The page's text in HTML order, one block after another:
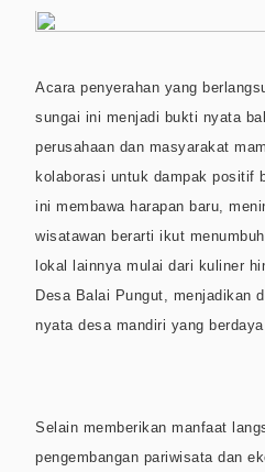
Acara penyerahan yang
sungai ini menjadi bukti nyata
perusahaan dan masyarakat
kolaborasi untuk dampak positif
ini membawa harapan baru,
wisatawan berarti ikut
lokal lainnya mulai dari kuliner
Desa Balai Pungut, menjadikan
nyata desa mandiri yang
Selain memberikan manfaat
pengembangan pariwisata dan